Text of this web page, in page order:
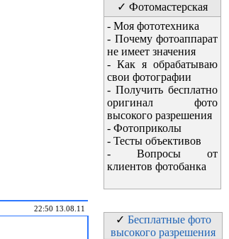
22:50 13.08.11
✓ Фотомастерская
- Моя фототехника
- Почему фотоаппарат
не имеет значения
- Как я обрабатываю
свои фотографии
- Получить бесплатно
оригинал фото
высокого разрешения
- Фотоприколы
- Тесты объективов
- Вопросы от
клиентов фотобанка
✓ Бесплатные фото
высокого разрешения